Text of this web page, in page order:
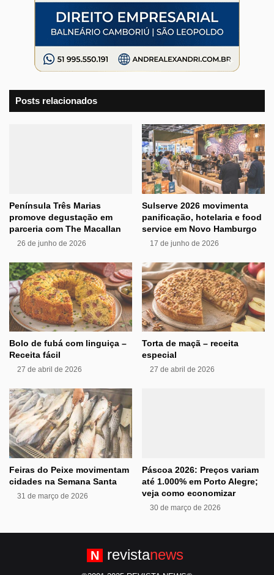
Posts relacionados
Península Três Marias
promove degustação em
parceria com The Macallan
26 de junho de 2026
Sulserve 2026 movimenta
panificação, hotelaria e food
service em Novo Hamburgo
17 de junho de 2026
Bolo de fubá com linguiça –
Receita fácil
27 de abril de 2026
Torta de maçã – receita
especial
27 de abril de 2026
Feiras do Peixe movimentam
cidades na Semana Santa
31 de março de 2026
Páscoa 2026: Preços variam
até 1.000% em Porto Alegre;
veja como economizar
30 de março de 2026
N revistanews